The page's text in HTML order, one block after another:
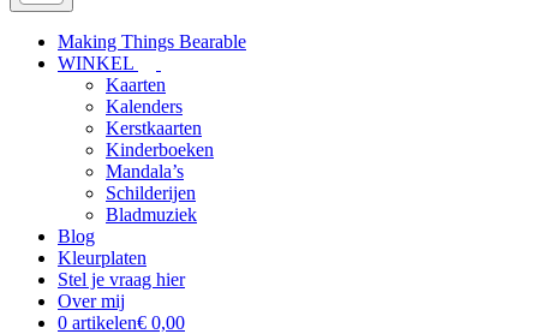
Menu
Making Things Bearable
WINKEL
Kaarten
Kalenders
Kerstkaarten
Kinderboeken
Mandala’s
Schilderijen
Bladmuziek
Blog
Kleurplaten
Stel je vraag hier
Over mij
0 artikelen€ 0,00